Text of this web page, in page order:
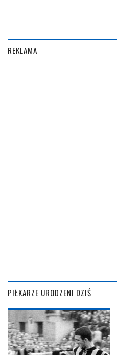
REKLAMA
PIŁKARZE URODZENI DZIŚ